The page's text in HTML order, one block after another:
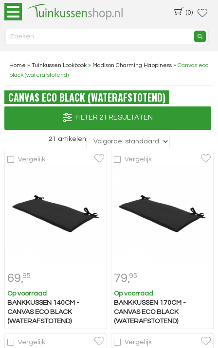
(0)
Home » Tuinkussen Lookbook» Madison Charming Happiness» Canvas eco
black (waterafstotend)
CANVAS ECO BLACK (WATERAFSTOTEND)
FILTER 21 RESULTATEN
21 artikelen
Vergelijk
69,95
Op voorraad
BANKKUSSEN 140CM -
CANVAS ECO BLACK
(WATERAFSTOTEND)
Vergelijk
79,95
Op voorraad
BANKKUSSEN 170CM -
CANVAS ECO BLACK
(WATERAFSTOTEND)
Vergelijk Vergelijk